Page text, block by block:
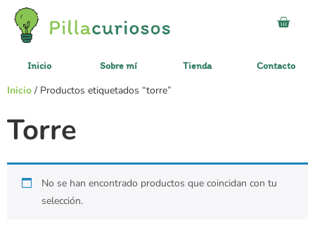
Inicio Sobre mí Tienda Contacto
Inicio / Productos etiquetados “torre”
Torre
No se han encontrado productos que coincidan con tu
selección.